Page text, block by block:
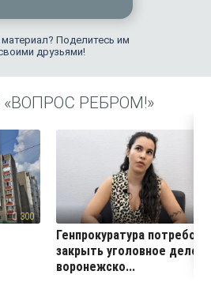
Поделитесь им
друзьями!
«ВОПРОС РЕБРОМ!»
300
Генпрокуратура
закрыть уголовное дело
воронежско...